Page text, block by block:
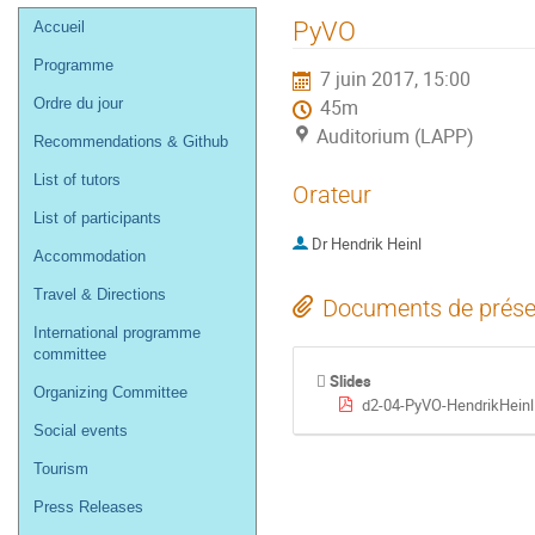
Menu
de
Accueil
Programme
Ordre du jour
Recommendations & Github
List of tutors
List of participants
Accommodation
Travel & Directions
International programme
committee
Organizing Committee
Social events
Tourism
Press Releases
PyVO
7 juin 2017, 15:00
45m
Auditorium (LAPP)
Orateur
Dr Hendrik Heinl
Documents de
Slides
d2-04-PyVO-